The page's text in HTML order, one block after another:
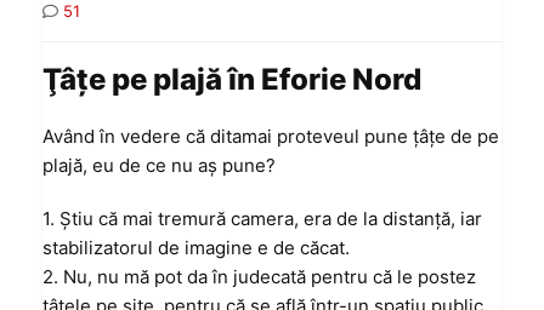
51
Ţâţe pe plajă în Eforie Nord
Având în vedere că ditamai proteveul pune ţâţe de pe
plajă, eu de ce nu aş pune?
1. Ştiu că mai tremură camera, era de la distanţă, iar
stabilizatorul de imagine e de căcat.
2. Nu, nu mă pot da în judecată pentru că le postez